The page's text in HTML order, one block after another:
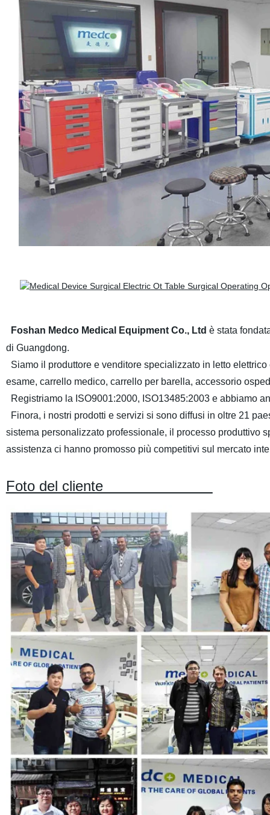
Foshan Medco Medical Equipment Co., Ltd è stata
di Guangdong.
Siamo il produttore e venditore specializzato in letto
esame, carrello medico, carrello per barella, accessorio
Registriamo la ISO9001:2000, ISO13485:2003 e abbiamo
Finora, i nostri prodotti e servizi si sono diffusi in oltre 21
sistema personalizzato professionale, il processo produttivo
assistenza ci hanno promosso più competitivi sul mercato
Foto del cliente